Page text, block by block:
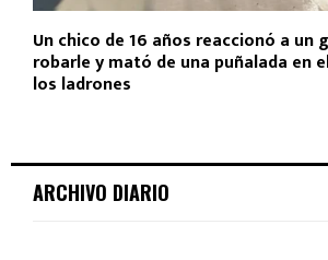
Un chico de 16 años reaccionó a un
robarle y mató de una puñalada en
los ladrones
ARCHIVO DIARIO